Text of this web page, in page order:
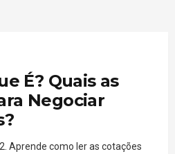
É? Quais as
Negociar
Aprende como ler as cotações